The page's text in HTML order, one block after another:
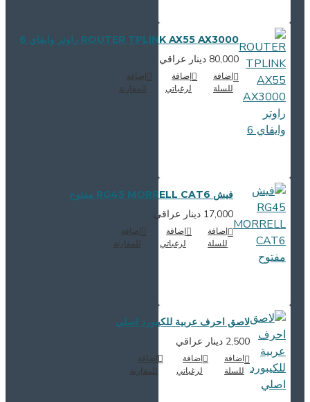
ROUTER TPLINK AX55 AX3000 راوتر وايفاي 6
80,000 دينار عراقي
اضافة
إضافة
لرغباتي
للمقارنة
فيش RG45 MORRELL CAT6 مفتوح
17,000 دينار عراقي
اضافة
إضافة
لرغباتي
للمقارنة
لاصق احرف عربية للكيبورد اصلي
2,500 دينار عراقي
اضافة
للسلة
إضافة
لرغباتي
اضافة
للمقارنة